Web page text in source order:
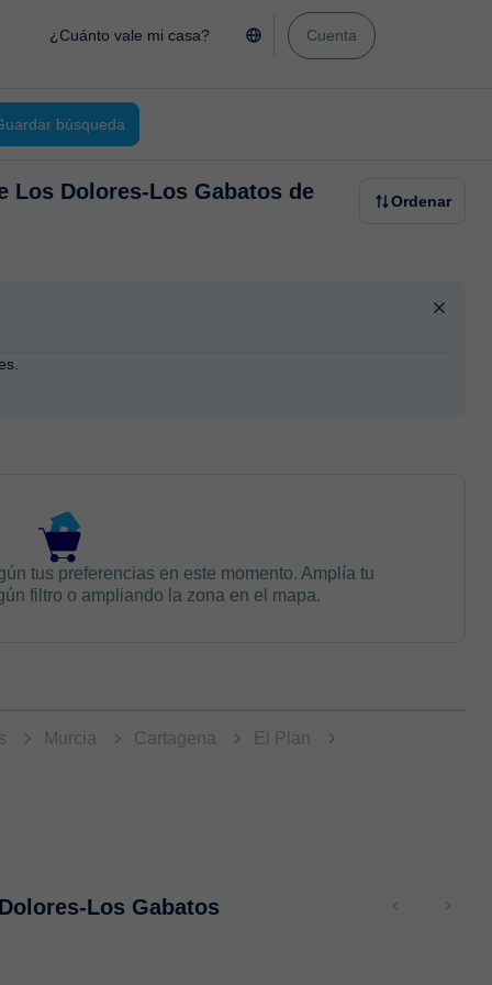
¿Cuánto vale mi casa? Cuenta
búsqueda
Los Dolores-Los Gabatos de Ordenar
tus preferencias en este momento. Amplía tu
filtro o ampliando la zona en el mapa.
Murcia Cartagena El Plan
Los Gabatos